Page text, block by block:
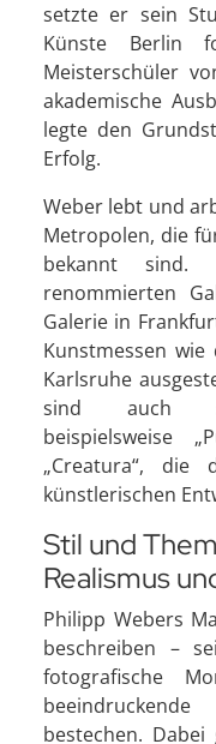
setzte er sein
Künste Berlin
Meisterschüler
akademische
legte den
Erfolg.
Weber lebt und
Metropolen, die
bekannt sind.
renommierten
Galerie in
Kunstmessen
Karlsruhe
sind auch
beispielsweise
„Creatura“, die
künstlerischen
Stil und
Realismus
Philipp Webers
beschreiben –
fotografische
bestechen.